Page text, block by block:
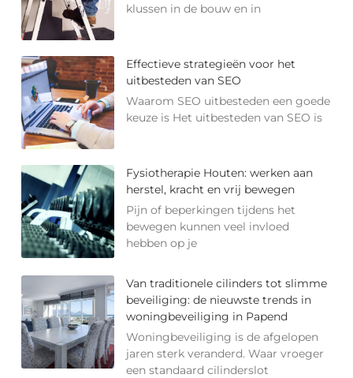
klussen in de bouw en in
Effectieve strategieën voor het
uitbesteden van SEO
Waarom SEO uitbesteden een goede
keuze is Het uitbesteden van SEO is
Fysiotherapie Houten: werken aan
herstel, kracht en vrij bewegen
Pijn of beperkingen tijdens het
bewegen kunnen veel invloed
hebben op je
Van traditionele cilinders tot slimme
beveiliging: de nieuwste trends in
woningbeveiliging in Papend
Woningbeveiliging is de afgelopen
jaren sterk veranderd. Waar vroeger
een standaard cilinderslot